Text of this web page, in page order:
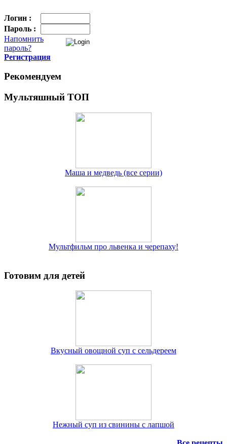
Логин :
Пароль :
Напомнить
пароль?
Регистрация
Рекомендуем
Мультяшный ТОП
Маша и медведь (все серии)
Мультфильм про львенка и черепаху!
Готовим для детей
Вкусный овощной суп с сельдереем
Нежный суп из свинины с лапшой